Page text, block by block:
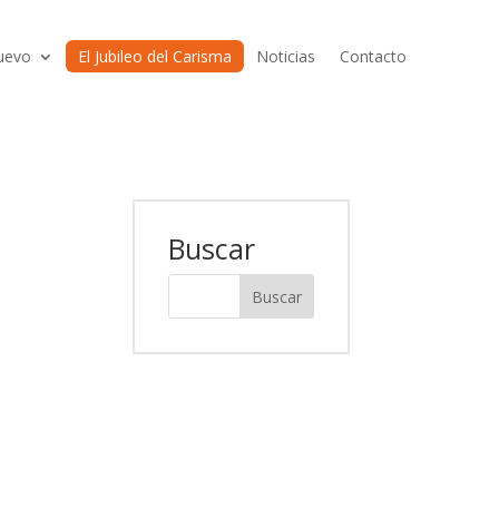
El Jubileo del Carisma Noticias Contacto
Buscar